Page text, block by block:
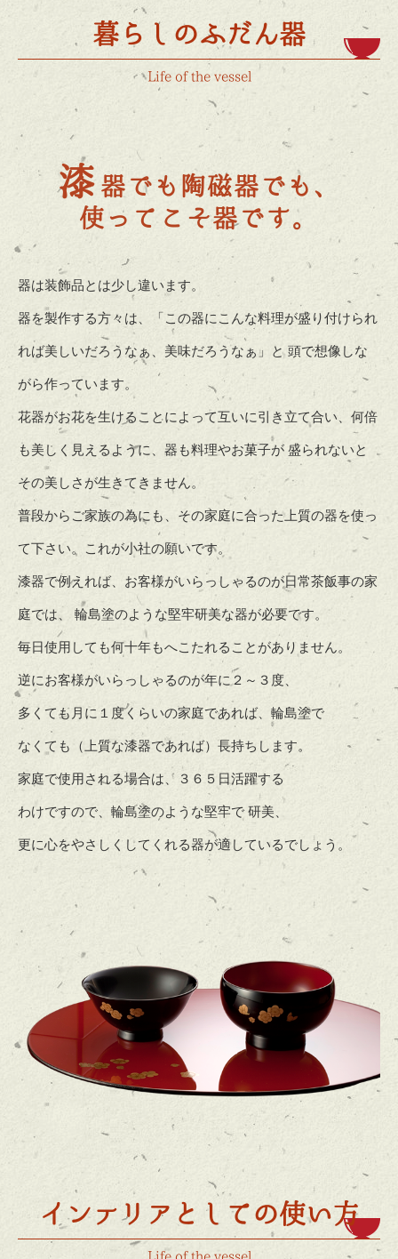
暮らしのふだん器
Life of the vessel
漆 器でも陶磁器でも、
使ってこそ器です。
器は装飾品とは少し違います。
器を製作する方々は、「この器にこんな料理が盛り付けられ
れば美しいだろうなぁ、美味だろうなぁ」と 頭で想像しな
がら作っています。
花器がお花を生けることによって互いに引き立て合い、何倍
も美しく見えるように、器も料理やお菓子が 盛られないと
その美しさが生きてきません。
普段からご家族の為にも、その家庭に合った上質の器を使っ
て下さい。これが小社の願いです。
漆器で例えれば、お客様がいらっしゃるのが日常茶飯事の家
庭では、 輪島塗のような堅牢研美な器が必要です。
毎日使用しても何十年もへこたれることがありません。
逆にお客様がいらっしゃるのが年に２～３度、
多くても月に１度くらいの家庭であれば、輪島塗で
なくても（上質な漆器であれば）長持ちします。
家庭で使用される場合は、３６５日活躍する
わけですので、輪島塗のような堅牢で 研美、
更に心をやさしくしてくれる器が適しているでしょう。
インテリアとしての使い方
Life of the vessel